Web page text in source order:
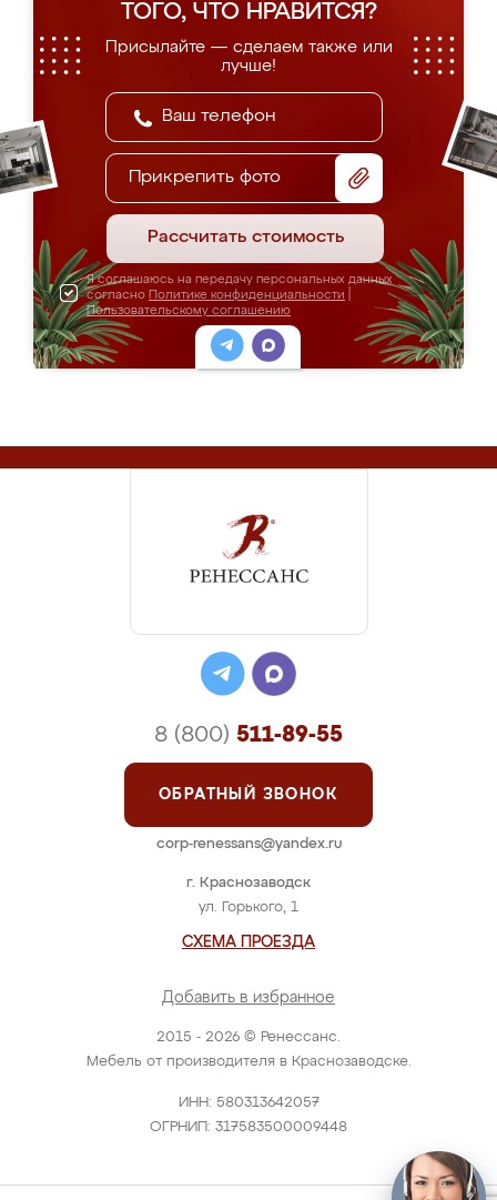
ТОГО, ЧТО НРАВИТСЯ?
Присылайте — сделаем также или
лучше!
Прикрепить фото
Рассчитать стоимость
Я соглашаюсь на передачу персональных данных
согласно Политике конфиденциальности
Пользовательскому соглашению
2015 - 2026 © Ренессанс.
Мебель от производителя в Краснозаводске.
ИНН: 580313642057
ОГРНИП: 317583500009448
г. Краснозаводск
ул. Горького, 1
СХЕМА ПРОЕЗДА
Добавить в избранное
8 (800) 511-89-55
ОБРАТНЫЙ ЗВОНОК
corp-renessans@yandex.ru